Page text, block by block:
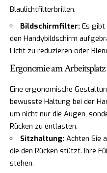
Blaulichtfilterbrillen.
Bildschirmfilter: Es gibt
den Handybildschirm
Licht zu reduzieren oder
Ergonomie am
Eine ergonomische
bewusste Haltung bei der
um nicht nur die Augen,
Rücken zu entlasten.
Sitzhaltung: Achten Sie
die den Rücken stützt. Ihre
stehen.